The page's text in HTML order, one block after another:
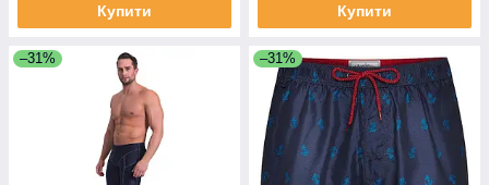
Купити Купити
–31% –31%